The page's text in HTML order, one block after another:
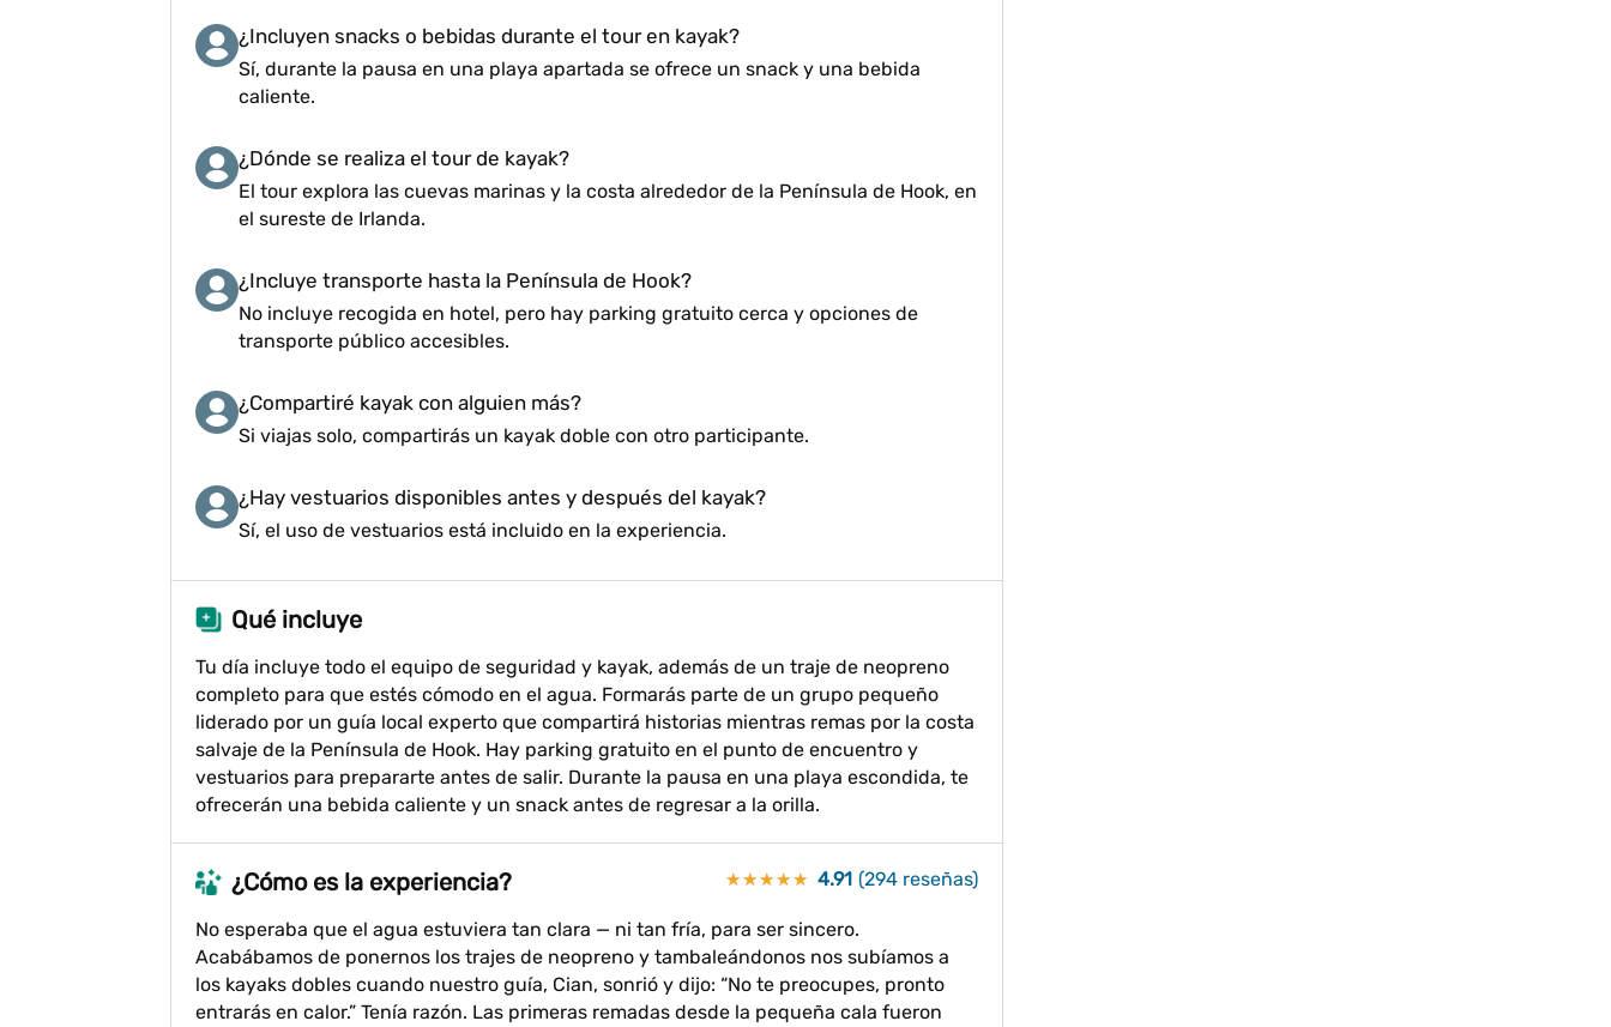
¿Incluyen snacks o bebidas durante el tour en kayak?
Sí, durante la pausa en una playa apartada se ofrece un snack y una bebida
caliente.
¿Dónde se realiza el tour de kayak?
El tour explora las cuevas marinas y la costa alrededor de la Península de Hook, en
el sureste de Irlanda.
¿Incluye transporte hasta la Península de Hook?
No incluye recogida en hotel, pero hay parking gratuito cerca y opciones de
transporte público accesibles.
¿Compartiré kayak con alguien más?
Si viajas solo, compartirás un kayak doble con otro participante.
¿Hay vestuarios disponibles antes y después del kayak?
Sí, el uso de vestuarios está incluido en la experiencia.
Qué incluye
Tu día incluye todo el equipo de seguridad y kayak, además de un traje de neopreno
completo para que estés cómodo en el agua. Formarás parte de un grupo pequeño
liderado por un guía local experto que compartirá historias mientras remas por la costa
salvaje de la Península de Hook. Hay parking gratuito en el punto de encuentro y
vestuarios para prepararte antes de salir. Durante la pausa en una playa escondida, te
ofrecerán una bebida caliente y un snack antes de regresar a la orilla.
★★★★★
★★★★★ 4.91 (294 reseñas)
¿Cómo es la experiencia?
No esperaba que el agua estuviera tan clara — ni tan fría, para ser sincero.
Acabábamos de ponernos los trajes de neopreno y tambaleándonos nos subíamos a
los kayaks dobles cuando nuestro guía, Cian, sonrió y dijo: “No te preocupes, pronto
entrarás en calor.” Tenía razón. Las primeras remadas desde la pequeña cala fueron